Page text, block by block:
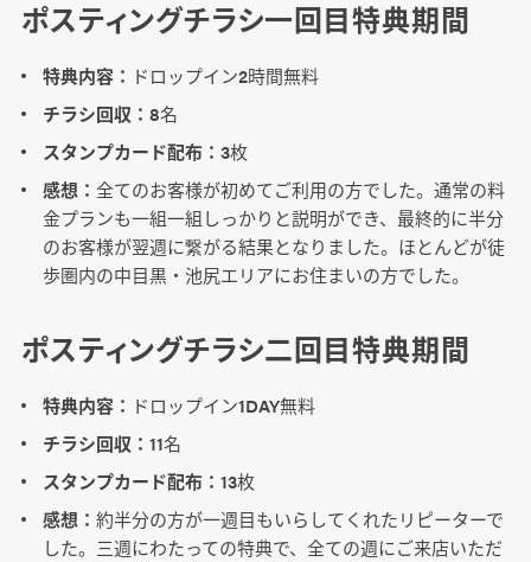
ポスティングチラシ一回目特典期間
特典内容： ドロップイン2時間無料
チラシ回収： 8名
スタンプカード配布： 3枚
感想： 全てのお客様が初めてご利用の方でした。通常の料
金プランも一組一組しっかりと説明ができ、最終的に半分
のお客様が翌週に繋がる結果となりました。ほとんどが徒
歩圏内の中目黒・池尻エリアにお住まいの方でした。
ポスティングチラシ二回目特典期間
特典内容： ドロップイン1DAY無料
チラシ回収： 11名
スタンプカード配布： 13枚
感想： 約半分の方が一週目もいらしてくれたリピーターで
した。三週にわたっての特典で、全ての週にご来店いただ